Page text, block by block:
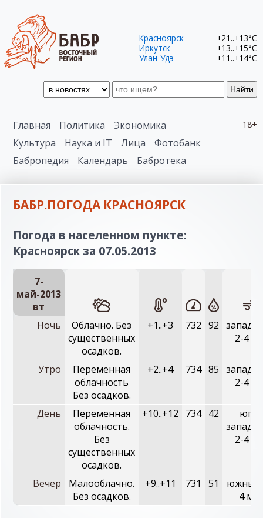
Найти
Красноярск
+21..+13°C
Иркутск
+13..+15°C
Улан-Удэ
+11..+14°C
18+
Главная Политика
Экономика
Культура
Наука и IT Лица
Фотобанк
Бабропедия
Календарь Бабротека
БАБР.ПОГОДА КРАСНОЯРСК
Погода в населенном пункте:
Красноярск за 07.05.2013
7-
май-2013
вт
Ночь
Облачно. Без
существенных
осадков.
+1..+3 732 92
2-4 м/
Утро
Переменная
облачность
Без осадков.
+2..+4 734 85
2-4 м/
День
Переменная
облачность.
Без
существенных
осадков.
+10..+12 734 42
юго-
2-4 м/
Вечер
Малооблачно.
Без осадков.
+9..+11 731 51
4 м/с